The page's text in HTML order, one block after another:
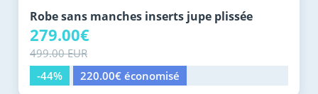
Robe sans manches inserts jupe plissée
279.00€
499.00 EUR
-44%
220.00€ économisé